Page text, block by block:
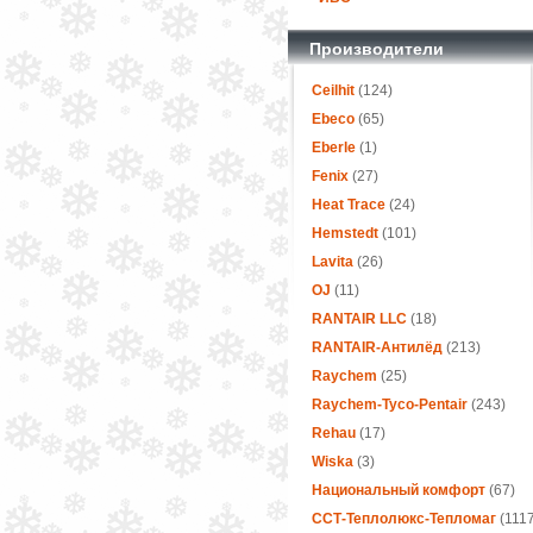
Производители
Ceilhit(124)
Ebeco(65)
Eberle(1)
Fenix(27)
Heat Trace(24)
Hemstedt(101)
Lavita(26)
OJ (11)
RANTAIR LLC(18)
RANTAIR-Антилёд(213)
Raychem (25)
Raychem-Tyco-Pentair (243)
Rehau(17)
Wiska(3)
Национальный комфорт(67)
ССТ-Теплолюкс-Тепломаг